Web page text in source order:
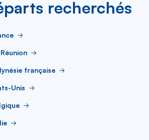
recherchés
française
Unis